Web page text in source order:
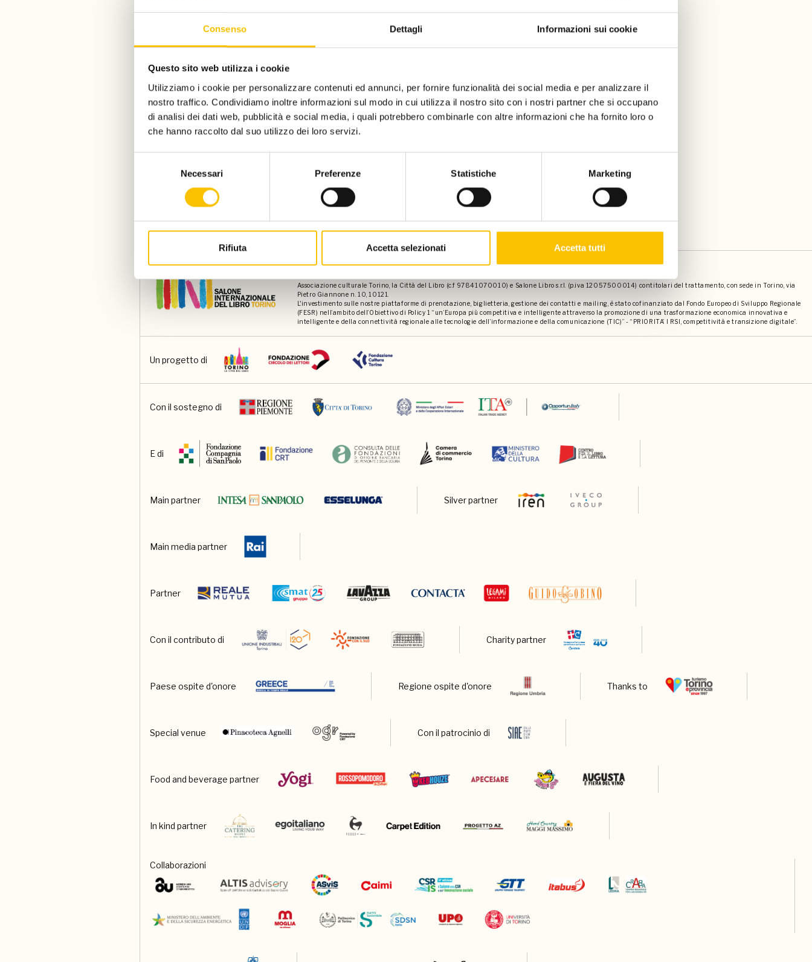
Consenso Dettagli Informazioni sui cookie
Questo sito web utilizza i cookie
Utilizziamo i cookie per personalizzare contenuti ed annunci, per fornire funzionalità dei social media e per analizzare il
nostro traffico. Condividiamo inoltre informazioni sul modo in cui utilizza il nostro sito con i nostri partner che si occupano
di analisi dei dati web, pubblicità e social media, i quali potrebbero combinarle con altre informazioni che ha fornito loro o
che hanno raccolto dal suo utilizzo dei loro servizi.
Necessari Preferenze Statistiche Marketing
Rifiuta Accetta selezionati Accetta tutti
Raccontare la violenza: il reportage di
guerra
con Marta Serafini
Rivivi la lezione
Associazione culturale Torino, la Città del Libro (c.f 97841070010) e Salone Libro s.r.l. (p.iva 12057500014) contitolari del trattamento, con sede in Torino, via
Pietro Giannone n. 10, 10121.
L'investimento sulle nostre piattaforme di prenotazione, biglietteria, gestione dei contatti e mailing, è stato cofinanziato dal Fondo Europeo di Sviluppo Regionale
(FESR) nell’ambito dell’Obiettivo di Policy 1 “un’Europa più competitiva e intelligente attraverso la promozione di una trasformazione economica innovativa e
intelligente e della connettività regionale alle tecnologie dell’informazione e della comunicazione (TIC)” - “PRIORITA’ I RSI, competitività e transizione digitale”.
Contatti Privacy policy Disclaimer Dati societari
Un progetto di
Con il sostegno di
E di
Main partner Silver partner
Main media partner
Partner
Con il contributo di Charity partner
Paese ospite d'onore Regione ospite d'onore Thanks to
Special venue Con il patrocinio di
Food and beverage partner
In kind partner
Collaborazioni